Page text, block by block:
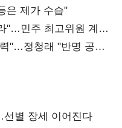
은 제가 수습"
"…민주 최고위원 계파
"…정청래 "반명 공세
별 장세 이어진다